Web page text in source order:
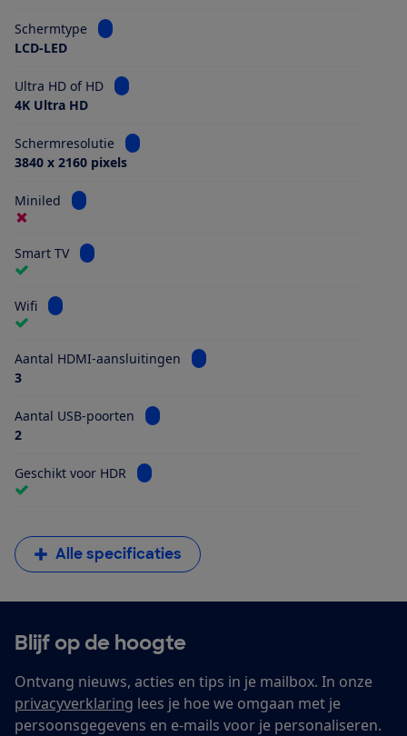
Schermtype
Bekijk informatie voor Schermtype
LCD-LED
Ultra HD of HD
Bekijk informatie voor Ultra HD of HD
4K Ultra HD
Schermresolutie
Bekijk informatie voor Schermresolutie
3840 x 2160 pixels
Miniled Bekijk informatie voor Miniled
Smart TV Bekijk informatie voor Smart TV
Wifi Bekijk informatie voor Wifi
Aantal HDMI-aansluitingen
Bekijk informatie voor Aantal
3
Aantal USB-poorten
Bekijk informatie voor Aantal USB-poorten
2
Geschikt voor HDR Bekijk informatie voor Geschikt voor HDR
Alle specificaties
Blijf op de hoogte
Ontvang nieuws, acties en tips in je mailbox. In onze
privacyverklaring lees je hoe we omgaan met je
persoonsgegevens en e-mails voor je personaliseren.